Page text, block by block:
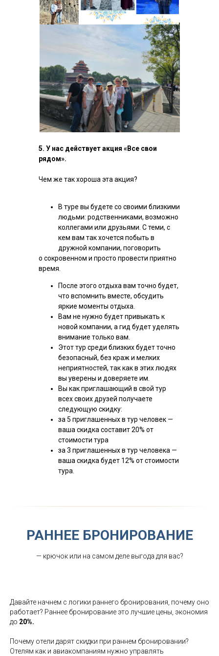
5. У нас действует акция «Все свои
рядом».
Чем же так хороша эта акция?
В туре вы будете со своими близкими
людьми: родственниками, возможно
коллегами или друзьями. С теми, с
кем вам так хочется побыть в
дружной компании, поговорить
о сокровенном и просто провести приятно
время.
После этого отдыха вам точно будет,
что вспомнить вместе, обсудить
яркие моменты отдыха.
Вам не нужно будет привыкать к
новой компании, а гид будет уделять
внимание только вам.
Этот тур среди близких будет точно
безопасный, без краж и мелких
неприятностей, так как в этих людях
вы уверены и доверяете им.
Вы как приглашающий в свой тур
всех своих друзей получаете
следующую скидку:
за 5 приглашенных в тур человек —
ваша скидка составит 20% от
стоимости тура
за 3 приглашенных в тур человека —
ваша скидка будет 12% от стоимости
тура.
РАННЕЕ БРОНИРОВАНИЕ
— крючок или на самом деле выгода для вас?
Давайте начнем с логики раннего бронирования, почему оно
работает? Раннее бронирование это лучшие цены, экономия
до 20%.
Почему отели дарят скидки при раннем бронировании?
Отелям как и авиакомпаниям нужно управлять